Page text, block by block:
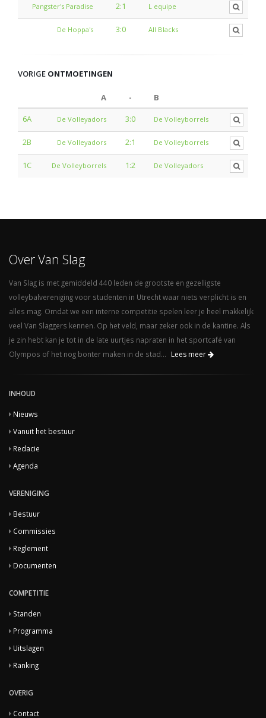
Pangster's Paradise 2:1 L equipe
De Hoppa's 3:0 All Blacks
VORIGE ONTMOETINGEN
A -
B
6A
De Volleyadors 3:0 De Volleyborrels
2B De Volleyadors 2:1 De Volleyborrels
1C De Volleyborrels 1:2 De Volleyadors
Over Van Slag
Van Slag is met gemiddeld 440 leden de grootste en gezelligste
volleybalvereniging voor studenten in Utrecht waar niets verplicht is en
alles mag. Omdat we een interne competitie spelen leer je heel makkelijk
veel Van Slaggers kennen. Op het veld, maar zeker ook in de kantine. Als
je zin hebt kan je tot in de late uurtjes napraten in het sportcafé van
Olympos of het nog bonter maken in de stad...
Lees meer
INHOUD
Nieuws
Vanuit het bestuur
Redacie
Agenda
VERENIGING
Bestuur
Commissies
Reglement
Documenten
COMPETITIE
Standen
Programma
Uitslagen
Ranking
OVERIG
Contact